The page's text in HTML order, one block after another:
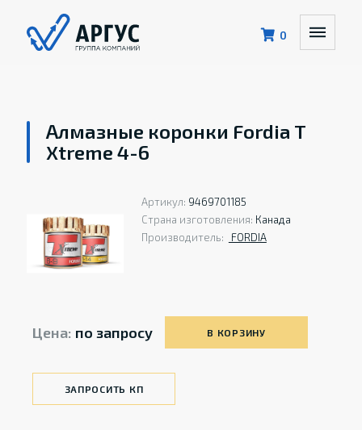
0
Алмазные коронки Fordia T
Xtreme 4-6
Артикул: 9469701185
Страна изготовления: Канада
Производитель:
FORDIA
Цена: по запросу В КОРЗИНУ
ЗАПРОСИТЬ КП